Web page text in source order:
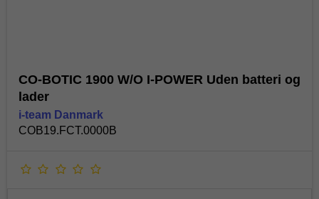
CO-BOTIC 1900 W/O I-POWER Uden batteri og
lader
i-team Danmark
COB19.FCT.0000B